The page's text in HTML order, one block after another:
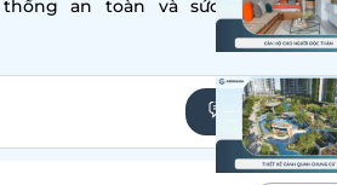
an toàn và sức khỏe
YÊU CẦU